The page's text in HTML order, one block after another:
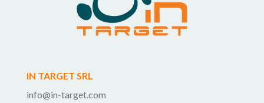
IN TARGET SRL
info@in-target.com